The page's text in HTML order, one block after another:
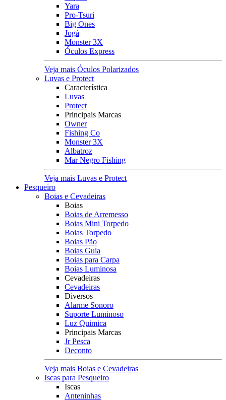
Yara
Pro-Tsuri
Big Ones
Jogá
Monster 3X
Óculos Express
Veja mais Óculos Polarizados
Luvas e Protect
Característica
Luvas
Protect
Principais Marcas
Owner
Fishing Co
Monster 3X
Albatroz
Mar Negro Fishing
Veja mais Luvas e Protect
Pesqueiro
Boias e Cevadeiras
Boias
Boias de Arremesso
Boias Mini Torpedo
Boias Torpedo
Boias Pão
Boias Guia
Boias para Carpa
Boias Luminosa
Cevadeiras
Cevadeiras
Diversos
Alarme Sonoro
Suporte Luminoso
Luz Quimica
Principais Marcas
Jr Pesca
Deconto
Veja mais Boias e Cevadeiras
Iscas para Pesqueiro
Iscas
Anteninhas